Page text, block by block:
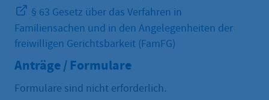
§ 63 Gesetz über das Verfahren in
Familiensachen und in den Angelegenheiten der
freiwilligen Gerichtsbarkeit (FamFG)
Anträge / Formulare
Formulare sind nicht erforderlich.